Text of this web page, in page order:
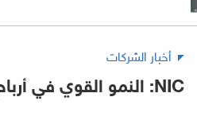
أخبار الشركات
NIC: النمو القوي في أرباح الشركات دعم صعود الأسهم 2025